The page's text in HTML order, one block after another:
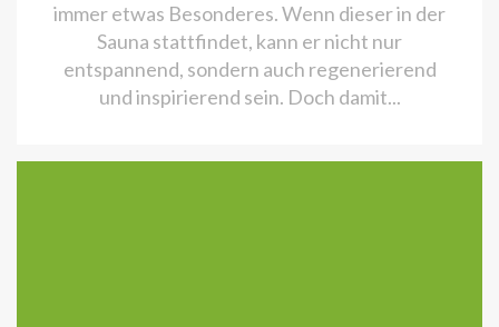
immer etwas Besonderes. Wenn dieser in der
Sauna stattfindet, kann er nicht nur
entspannend, sondern auch regenerierend
und inspirierend sein. Doch damit...